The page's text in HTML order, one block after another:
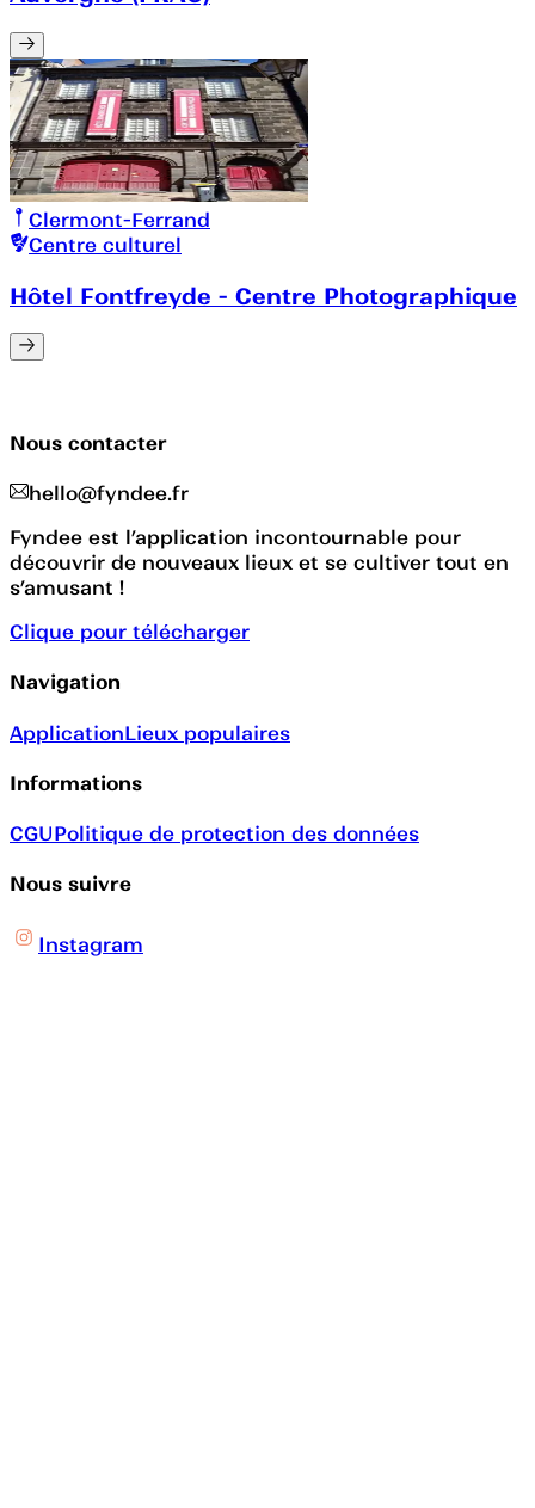
Clermont-Ferrand
Centre culturel
Hôtel Fontfreyde - Centre Photographique
Nous contacter
hello@fyndee.fr
Fyndee est l’application incontournable pour
découvrir de nouveaux lieux et se cultiver tout en
s’amusant !
Clique pour télécharger
Navigation
ApplicationLieux populaires
Informations
CGUPolitique de protection des données
Nous suivre
Instagram